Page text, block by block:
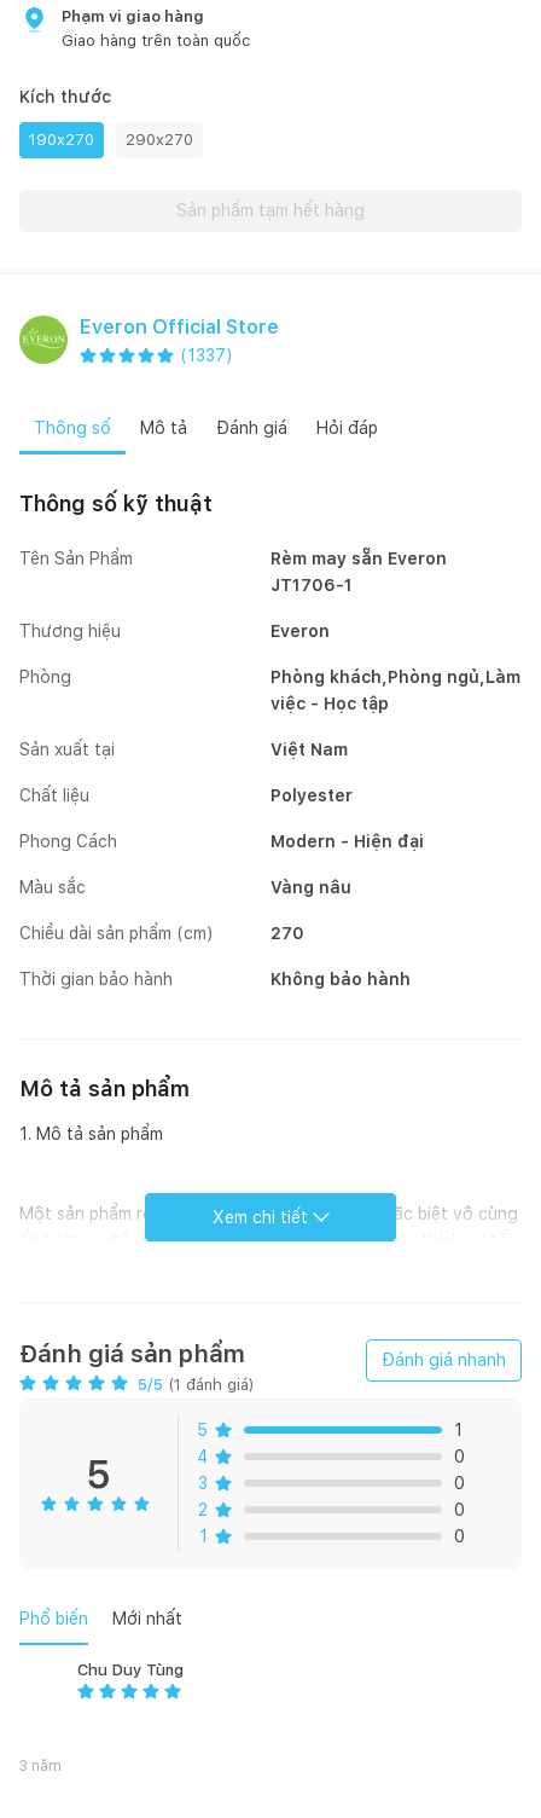
Phạm vi giao hàng
Giao hàng trên toàn quốc
Kích thước
190x270 290x270
Sản phẩm tạm hết hàng
Everon Official Store
(1337)
Thông số Mô tả Đánh giá Hỏi đáp
Thông số kỹ thuật
Tên Sản Phẩm
Rèm may sẵn Everon
JT1706-1
Thương hiệu Everon
Phòng
Phòng khách,Phòng ngủ,Làm
việc - Học tập
Sản xuất tại Việt Nam
Chất liệu Polyester
Phong Cách Modern - Hiện đại
Màu sắc Vàng nâu
Chiều dài sản phẩm (cm) 270
Thời gian bảo hành Không bảo hành
Mô tả sản phẩm
1. Mô tả sản phẩm
Một sản phẩm rèm màu nâu vàng với họa tiết đặc biệt vô cùng
ấn tượng, phù hợp với khách hàng hướng nội, yêu thích sự tối
- Chất liệu: 100% polyester được chứng nhận hợp quy về tiêu
- Chức năng: cản nắng, bảo vệ sự riêng tư và trang trí nhà cửa
- Rèm may hoàn thiện đã gắn vòng Ore đục lỗ inox chống gỉ ,
tặng kèm tay vén rèm, không bao gồm thanh treo
Xem chi tiết
Đánh giá sản phẩm
5/5 (1 đánh giá)
Đánh giá nhanh
5
5
1
4
0
3
0
2
0
1
0
Phổ biến Mới nhất
Chu Duy Tùng
3 năm